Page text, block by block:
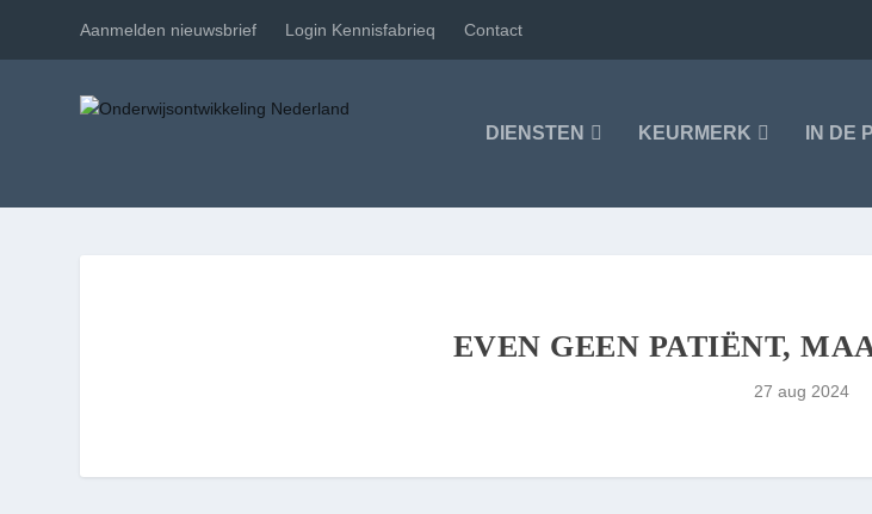
Aanmelden nieuwsbrief Login Kennisfabrieq Contact
DIENSTEN KEURMERK IN DE
EVEN GEEN PATIËNT,
27 aug 2024